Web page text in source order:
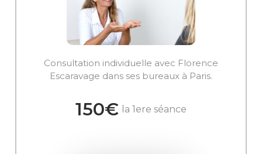
Consultation individuelle avec Florence
Escaravage dans ses bureaux à Paris.
150€ la 1ere séance